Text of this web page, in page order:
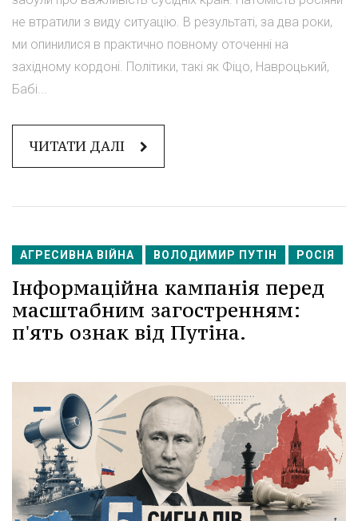
не втратили з виду ситуацію. В результаті, за два роки,
ми опинилися в практично повному оточенні на
західному кордоні. Політики, такі як Фіцо, Навроцький,
Бабі...
ЧИТАТИ ДАЛІ
АГРЕСИВНА ВІЙНА ВОЛОДИМИР ПУТІН РОСІЯ
Інформаційна кампанія перед
масштабним загостренням:
п'ять ознак від Путіна.